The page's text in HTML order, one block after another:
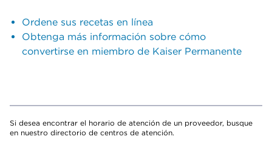
Ordene sus recetas en línea
Obtenga más información sobre cómo
convertirse en miembro de Kaiser Permanente
Si desea encontrar el horario de atención de un proveedor, busque
en nuestro directorio de centros de atención.